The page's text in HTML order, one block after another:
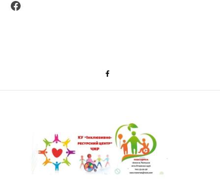
Facebook